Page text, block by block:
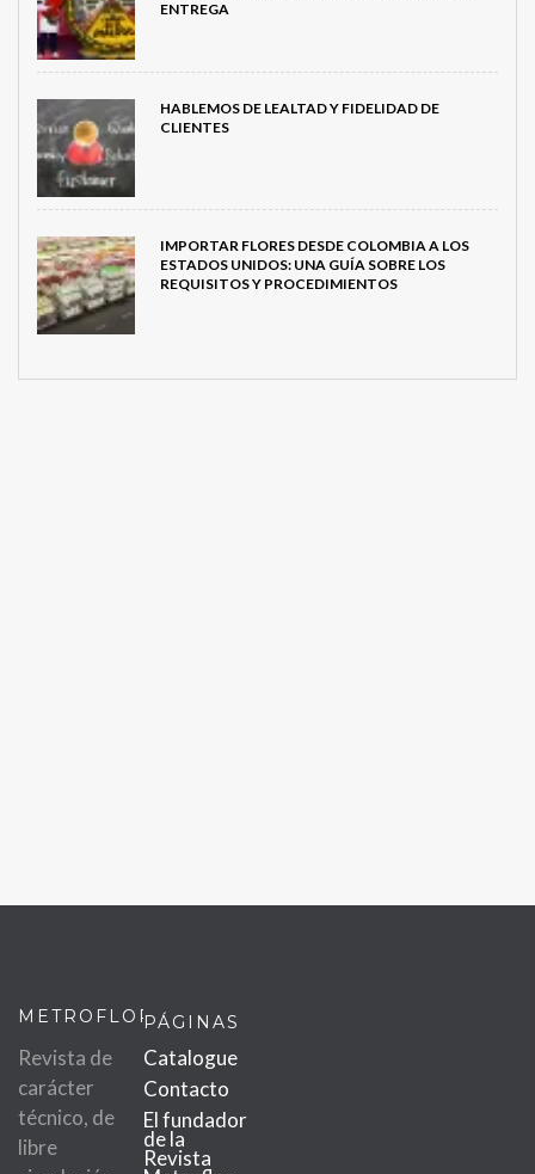
ENTREGA
HABLEMOS DE LEALTAD Y FIDELIDAD DE
CLIENTES
IMPORTAR FLORES DESDE COLOMBIA A LOS
ESTADOS UNIDOS: UNA GUÍA SOBRE LOS
REQUISITOS Y PROCEDIMIENTOS
METROFLOR
Revista de
carácter
técnico, de
libre
PÁGINAS
Catalogue
Contacto
El fundador
de la
Revista